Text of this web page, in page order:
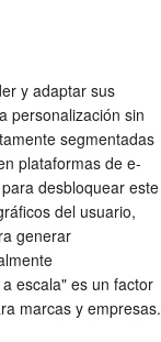
y adaptar sus
personalización sin
segmentadas
plataformas de e-
desbloquear este
del usuario,
generar
escala" es un factor
marcas y empresas.